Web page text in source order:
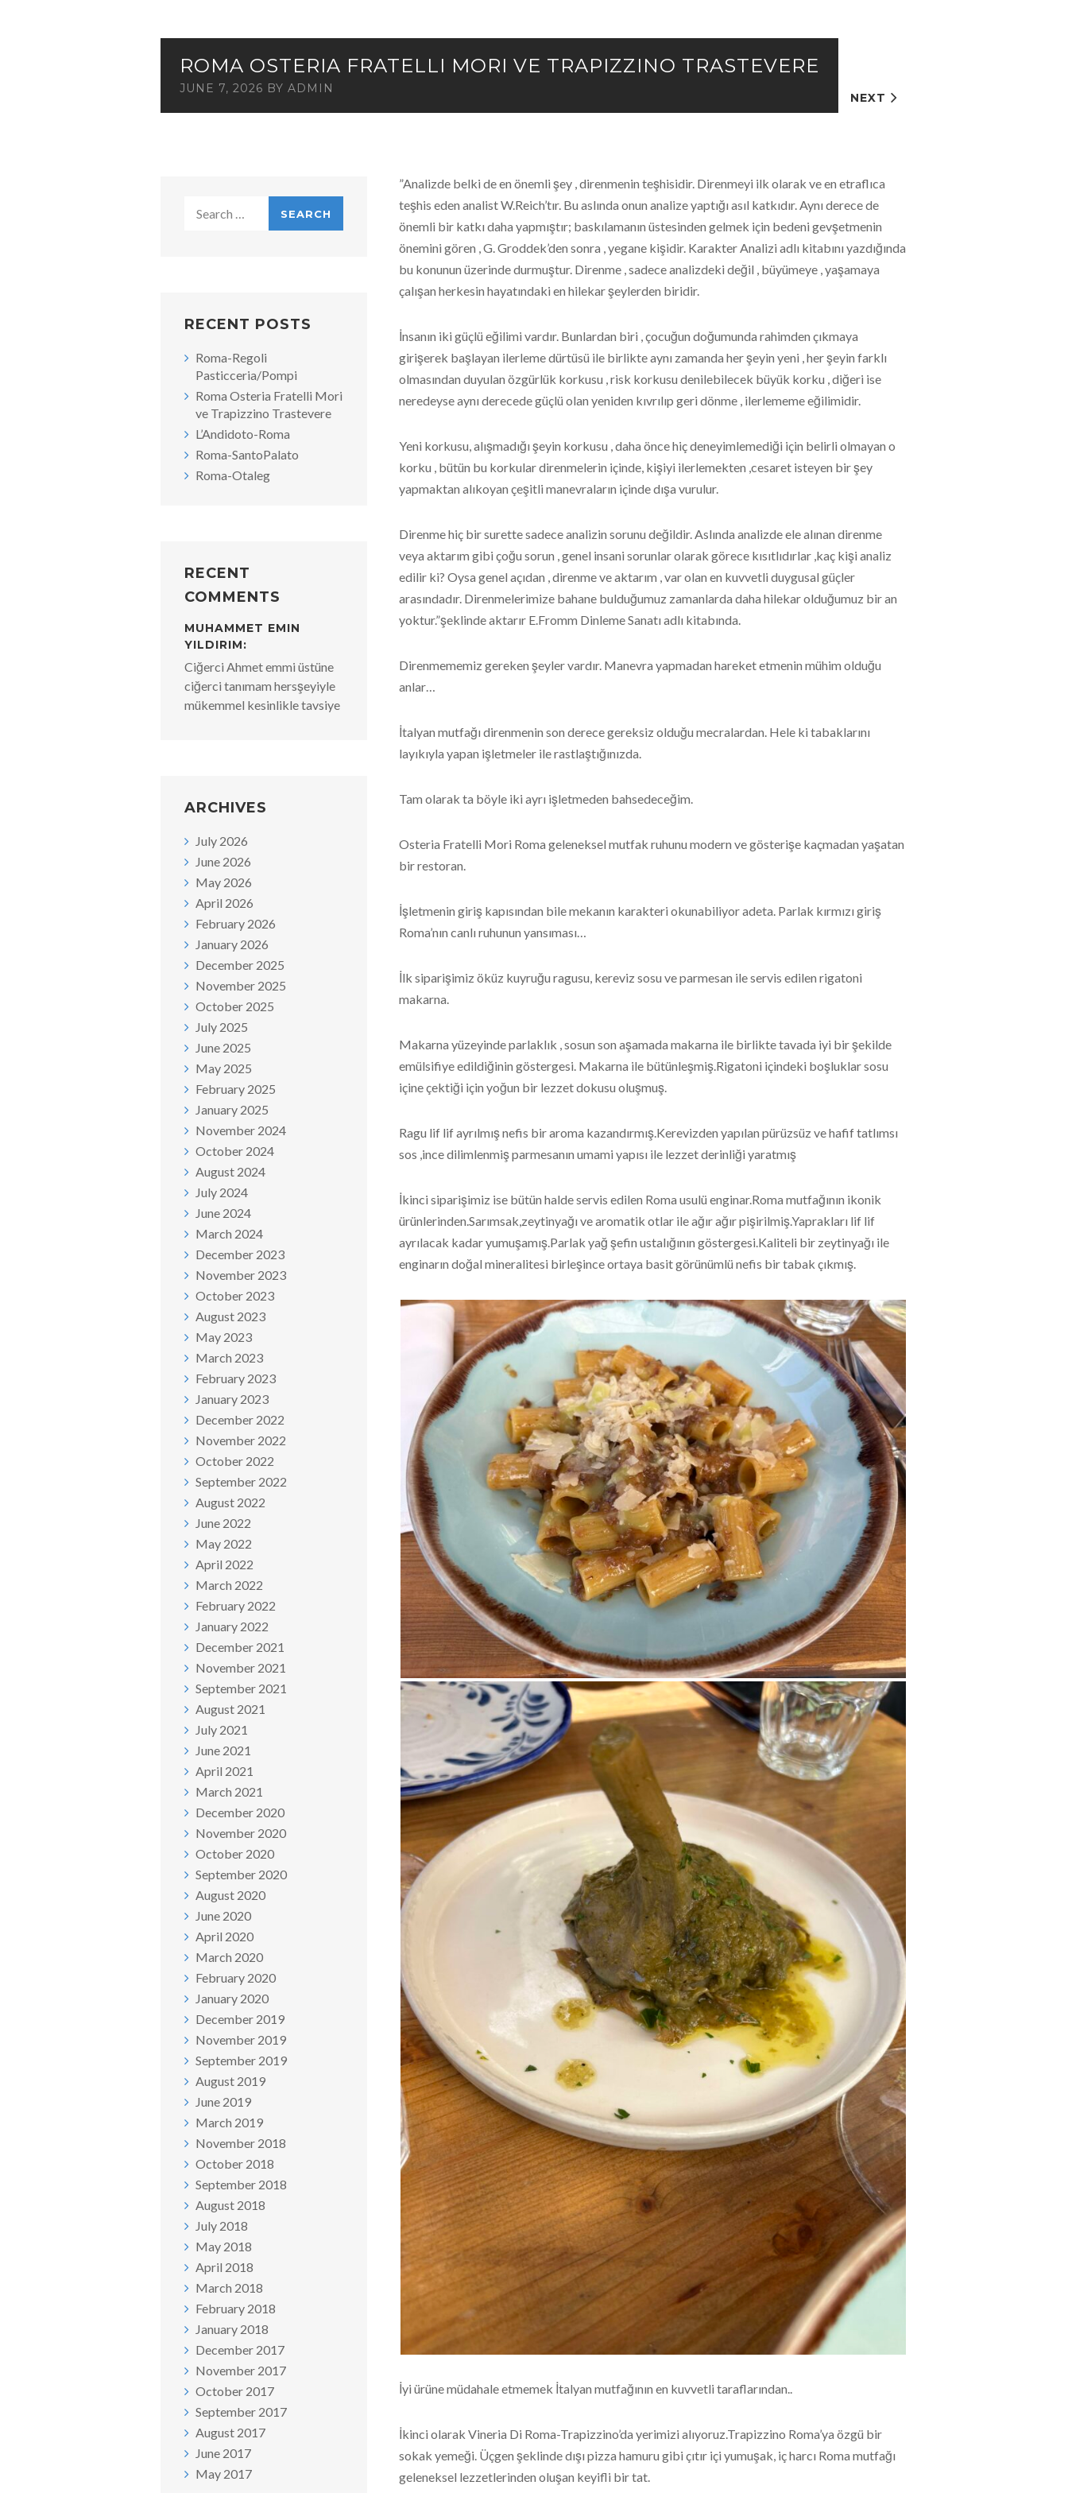
NEXT
ROMA OSTERIA FRATELLI MORI VE TRAPIZZINO TRASTEVERE
JUNE 7, 2026 BY ADMIN
”Analizde belki de en önemli şey , direnmenin teşhisidir. Direnmeyi ilk olarak ve en etraflıca
teşhis eden analist W.Reich’tır. Bu aslında onun analize yaptığı asıl katkıdır. Aynı derece de
önemli bir katkı daha yapmıştır; baskılamanın üstesinden gelmek için bedeni gevşetmenin
önemini gören , G. Groddek’den sonra , yegane kişidir. Karakter Analizi adlı kitabını yazdığında
bu konunun üzerinde durmuştur. Direnme , sadece analizdeki değil , büyümeye , yaşamaya
çalışan herkesin hayatındaki en hilekar şeylerden biridir.
İnsanın iki güçlü eğilimi vardır. Bunlardan biri , çocuğun doğumunda rahimden çıkmaya
girişerek başlayan ilerleme dürtüsü ile birlikte aynı zamanda her şeyin yeni , her şeyin farklı
olmasından duyulan özgürlük korkusu , risk korkusu denilebilecek büyük korku , diğeri ise
neredeyse aynı derecede güçlü olan yeniden kıvrılıp geri dönme , ilerlememe eğilimidir.
Yeni korkusu, alışmadığı şeyin korkusu , daha önce hiç deneyimlemediği için belirli olmayan o
korku , bütün bu korkular direnmelerin içinde, kişiyi ilerlemekten ,cesaret isteyen bir şey
yapmaktan alıkoyan çeşitli manevraların içinde dışa vurulur.
Direnme hiç bir surette sadece analizin sorunu değildir. Aslında analizde ele alınan direnme
veya aktarım gibi çoğu sorun , genel insani sorunlar olarak görece kısıtlıdırlar ,kaç kişi analiz
edilir ki? Oysa genel açıdan , direnme ve aktarım , var olan en kuvvetli duygusal güçler
arasındadır. Direnmelerimize bahane bulduğumuz zamanlarda daha hilekar olduğumuz bir an
yoktur.”şeklinde aktarır E.Fromm Dinleme Sanatı adlı kitabında.
Direnmememiz gereken şeyler vardır. Manevra yapmadan hareket etmenin mühim olduğu
anlar…
İtalyan mutfağı direnmenin son derece gereksiz olduğu mecralardan. Hele ki tabaklarını
layıkıyla yapan işletmeler ile rastlaştığınızda.
Tam olarak ta böyle iki ayrı işletmeden bahsedeceğim.
Osteria Fratelli Mori Roma geleneksel mutfak ruhunu modern ve gösterişe kaçmadan yaşatan
bir restoran.
İşletmenin giriş kapısından bile mekanın karakteri okunabiliyor adeta. Parlak kırmızı giriş
Roma’nın canlı ruhunun yansıması…
İlk siparişimiz öküz kuyruğu ragusu, kereviz sosu ve parmesan ile servis edilen rigatoni
makarna.
Makarna yüzeyinde parlaklık , sosun son aşamada makarna ile birlikte tavada iyi bir şekilde
emülsifiye edildiğinin göstergesi. Makarna ile bütünleşmiş.Rigatoni içindeki boşluklar sosu
içine çektiği için yoğun bir lezzet dokusu oluşmuş.
Ragu lif lif ayrılmış nefis bir aroma kazandırmış.Kerevizden yapılan pürüzsüz ve hafif tatlımsı
sos ,ince dilimlenmiş parmesanın umami yapısı ile lezzet derinliği yaratmış
İkinci siparişimiz ise bütün halde servis edilen Roma usulü enginar.Roma mutfağının ikonik
ürünlerinden.Sarımsak,zeytinyağı ve aromatik otlar ile ağır ağır pişirilmiş.Yaprakları lif lif
ayrılacak kadar yumuşamış.Parlak yağ şefin ustalığının göstergesi.Kaliteli bir zeytinyağı ile
enginarın doğal mineralitesi birleşince ortaya basit görünümlü nefis bir tabak çıkmış.
İyi ürüne müdahale etmemek İtalyan mutfağının en kuvvetli taraflarından..
İkinci olarak Vineria Di Roma-Trapizzino’da yerimizi alıyoruz.Trapizzino Roma’ya özgü bir
sokak yemeği. Üçgen şeklinde dışı pizza hamuru gibi çıtır içi yumuşak, iç harcı Roma mutfağı
geleneksel lezzetlerinden oluşan keyifli bir tat.
RECENT POSTS
Roma-Regoli
Pasticceria/Pompi
Roma Osteria Fratelli Mori
ve Trapizzino Trastevere
L’Andidoto-Roma
Roma-SantoPalato
Roma-Otaleg
RECENT
COMMENTS
MUHAMMET EMIN
YILDIRIM:
Ciğerci Ahmet emmi üstüne
ciğerci tanımam hersşeyiyle
mükemmel kesinlikle tavsiye
ARCHIVES
July 2026
June 2026
May 2026
April 2026
February 2026
January 2026
December 2025
November 2025
October 2025
July 2025
June 2025
May 2025
February 2025
January 2025
November 2024
October 2024
August 2024
July 2024
June 2024
March 2024
December 2023
November 2023
October 2023
August 2023
May 2023
March 2023
February 2023
January 2023
December 2022
November 2022
October 2022
September 2022
August 2022
June 2022
May 2022
April 2022
March 2022
February 2022
January 2022
December 2021
November 2021
September 2021
August 2021
July 2021
June 2021
April 2021
March 2021
December 2020
November 2020
October 2020
September 2020
August 2020
June 2020
April 2020
March 2020
February 2020
January 2020
December 2019
November 2019
September 2019
August 2019
June 2019
March 2019
November 2018
October 2018
September 2018
August 2018
July 2018
May 2018
April 2018
March 2018
February 2018
January 2018
December 2017
November 2017
October 2017
September 2017
August 2017
June 2017
May 2017